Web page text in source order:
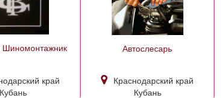
Шиномонтажник
край
Кубань
Автослесарь
Краснодарский край
Кубань